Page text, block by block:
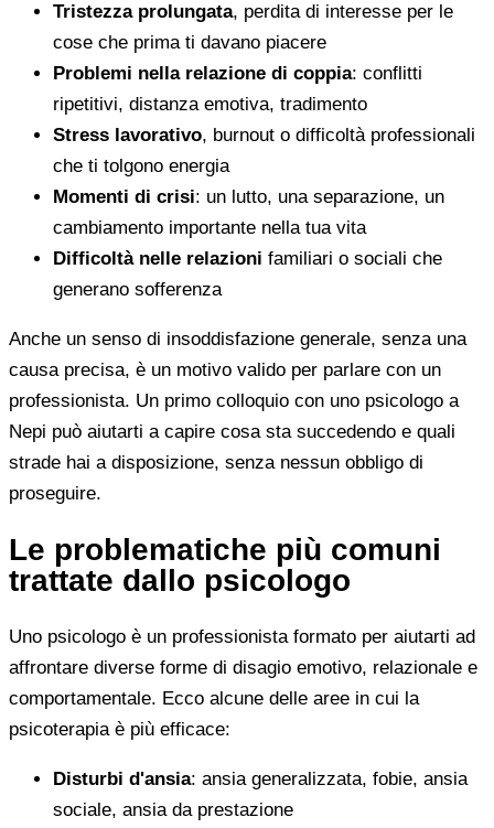
Tristezza prolungata, perdita di interesse per le
cose che prima ti davano piacere
Problemi nella relazione di coppia: conflitti
ripetitivi, distanza emotiva, tradimento
Stress lavorativo, burnout o difficoltà professionali
che ti tolgono energia
Momenti di crisi: un lutto, una separazione, un
cambiamento importante nella tua vita
Difficoltà nelle relazioni familiari o sociali che
generano sofferenza
Anche un senso di insoddisfazione generale, senza una
causa precisa, è un motivo valido per parlare con un
professionista. Un primo colloquio con uno psicologo a
Nepi può aiutarti a capire cosa sta succedendo e quali
strade hai a disposizione, senza nessun obbligo di
proseguire.
Le problematiche più comuni
trattate dallo psicologo
Uno psicologo è un professionista formato per aiutarti ad
affrontare diverse forme di disagio emotivo, relazionale e
comportamentale. Ecco alcune delle aree in cui la
psicoterapia è più efficace:
Disturbi d'ansia: ansia generalizzata, fobie, ansia
sociale, ansia da prestazione